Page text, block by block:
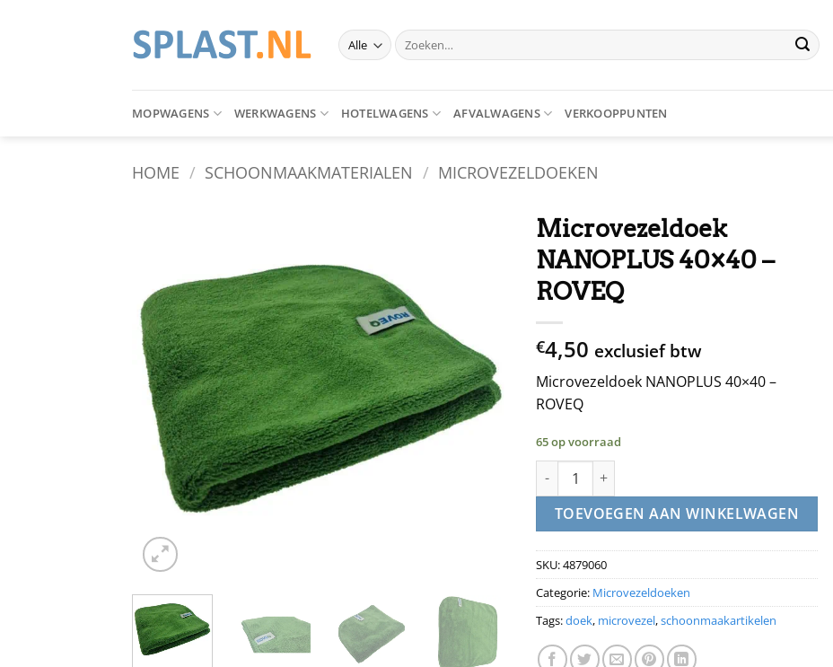
Zoeken
naar:
MOPWAGENS WERKWAGENS HOTELWAGENS AFVALWAGENS VERKOOPPUNTEN
HOME / SCHOONMAAKMATERIALEN / MICROVEZELDOEKEN
Microvezeldoek
NANOPLUS 40×40 –
ROVEQ
€4,50 exclusief btw
Microvezeldoek NANOPLUS 40×40 –
ROVEQ
65 op voorraad
Microvezeldoek NANOPLUS 40x40 - ROVEQ aantal
TOEVOEGEN AAN WINKELWAGEN
SKU:4879060
Categorie: Microvezeldoeken
Tags:doek, microvezel,schoonmaakartikelen